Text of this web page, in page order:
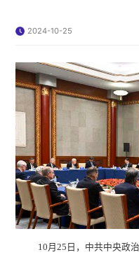
2024-10-25
10月25日，中共中央政